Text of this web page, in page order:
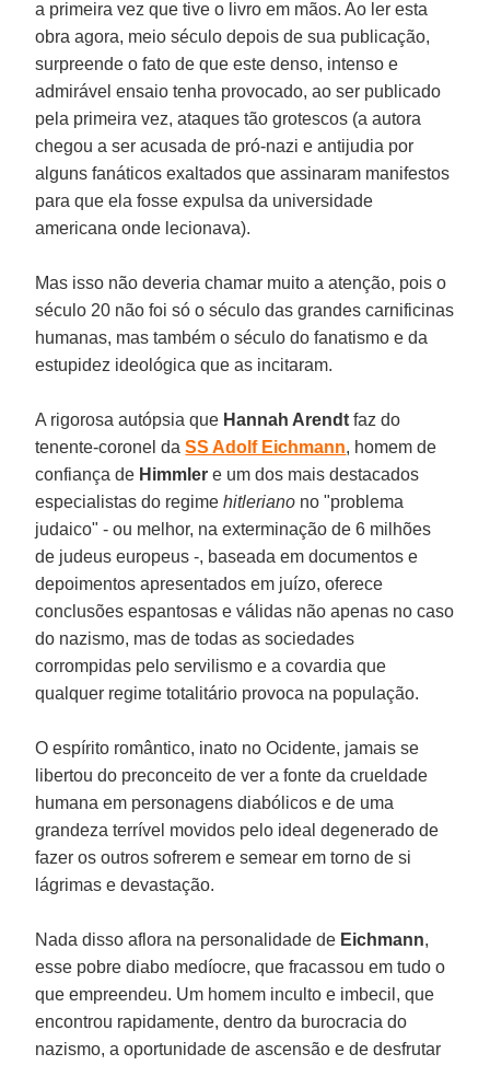
a primeira vez que tive o livro em mãos. Ao ler esta
obra agora, meio século depois de sua publicação,
surpreende o fato de que este denso, intenso e
admirável ensaio tenha provocado, ao ser publicado
pela primeira vez, ataques tão grotescos (a autora
chegou a ser acusada de pró-nazi e antijudia por
alguns fanáticos exaltados que assinaram manifestos
para que ela fosse expulsa da universidade
americana onde lecionava).
Mas isso não deveria chamar muito a atenção, pois o
século 20 não foi só o século das grandes carnificinas
humanas, mas também o século do fanatismo e da
estupidez ideológica que as incitaram.
A rigorosa autópsia que Hannah Arendt faz do
tenente-coronel daSS Adolf Eichmann, homem de
confiança de Himmler e um dos mais destacados
especialistas do regimehitleriano no "problema
judaico" - ou melhor, na exterminação de 6 milhões
de judeus europeus -, baseada em documentos e
depoimentos apresentados em juízo, oferece
conclusões espantosas e válidas não apenas no caso
do nazismo, mas de todas as sociedades
corrompidas pelo servilismo e a covardia que
qualquer regime totalitário provoca na população.
O espírito romântico, inato no Ocidente, jamais se
libertou do preconceito de ver a fonte da crueldade
humana em personagens diabólicos e de uma
grandeza terrível movidos pelo ideal degenerado de
fazer os outros sofrerem e semear em torno de si
lágrimas e devastação.
Nada disso aflora na personalidade de Eichmann,
esse pobre diabo medíocre, que fracassou em tudo o
que empreendeu. Um homem inculto e imbecil, que
encontrou rapidamente, dentro da burocracia do
nazismo, a oportunidade de ascensão e de desfrutar